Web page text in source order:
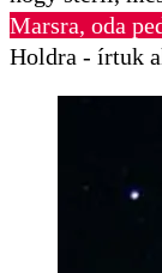
Marsra, oda
Holdra - írtuk